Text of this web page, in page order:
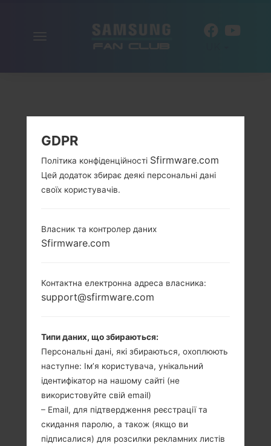
GDPR
Політика конфіденційності Sfirmware.com
Цей додаток збирає деякі персональні дані
своїх користувачів.
Власник та контролер даних
Sfirmware.com
Контактна електронна адреса власника:
support@sfirmware.com
Типи даних, що збираються:
Персональні дані, які збираються, охоплюють
наступне: Ім’я користувача, унікальний
ідентифікатор на нашому сайті (не
використовуйте свій email)
– Email, для підтвердження реєстрації та
скидання паролю, а також (якщо ви
підписалися) для розсилки рекламних листів